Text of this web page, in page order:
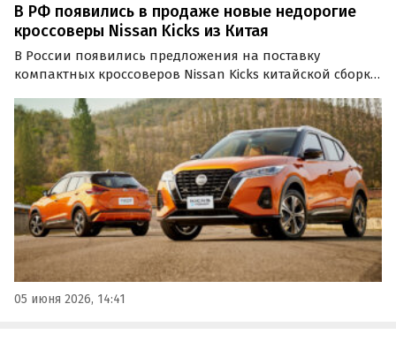
В РФ появились в продаже новые недорогие
кроссоверы Nissan Kicks из Китая
В России появились предложения на поставку
компактных кроссоверов Nissan Kicks китайской сборки.
на такой автомобиль на одном из классифайдов
сейчас составляет 1 350 000 рублей.
05 июня 2026, 14:41